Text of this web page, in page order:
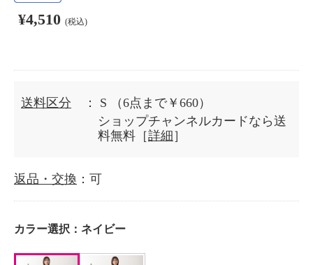
¥4,510 (税込)
送料区分 ： S
（6点まで￥660）
ショップチャンネルカードなら送
料無料［詳細 ］
返品・交換 ：可
カラー選択： ネイビー